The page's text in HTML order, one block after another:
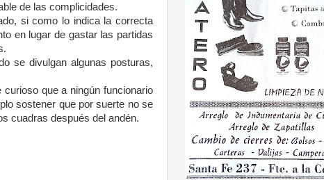
de las complicidades.
si como lo indica la correcta
en lugar de gastar las partidas
se divulgan algunas posturas,
que a ningún funcionario
sostener que por suerte no se
cuadras después del andén.